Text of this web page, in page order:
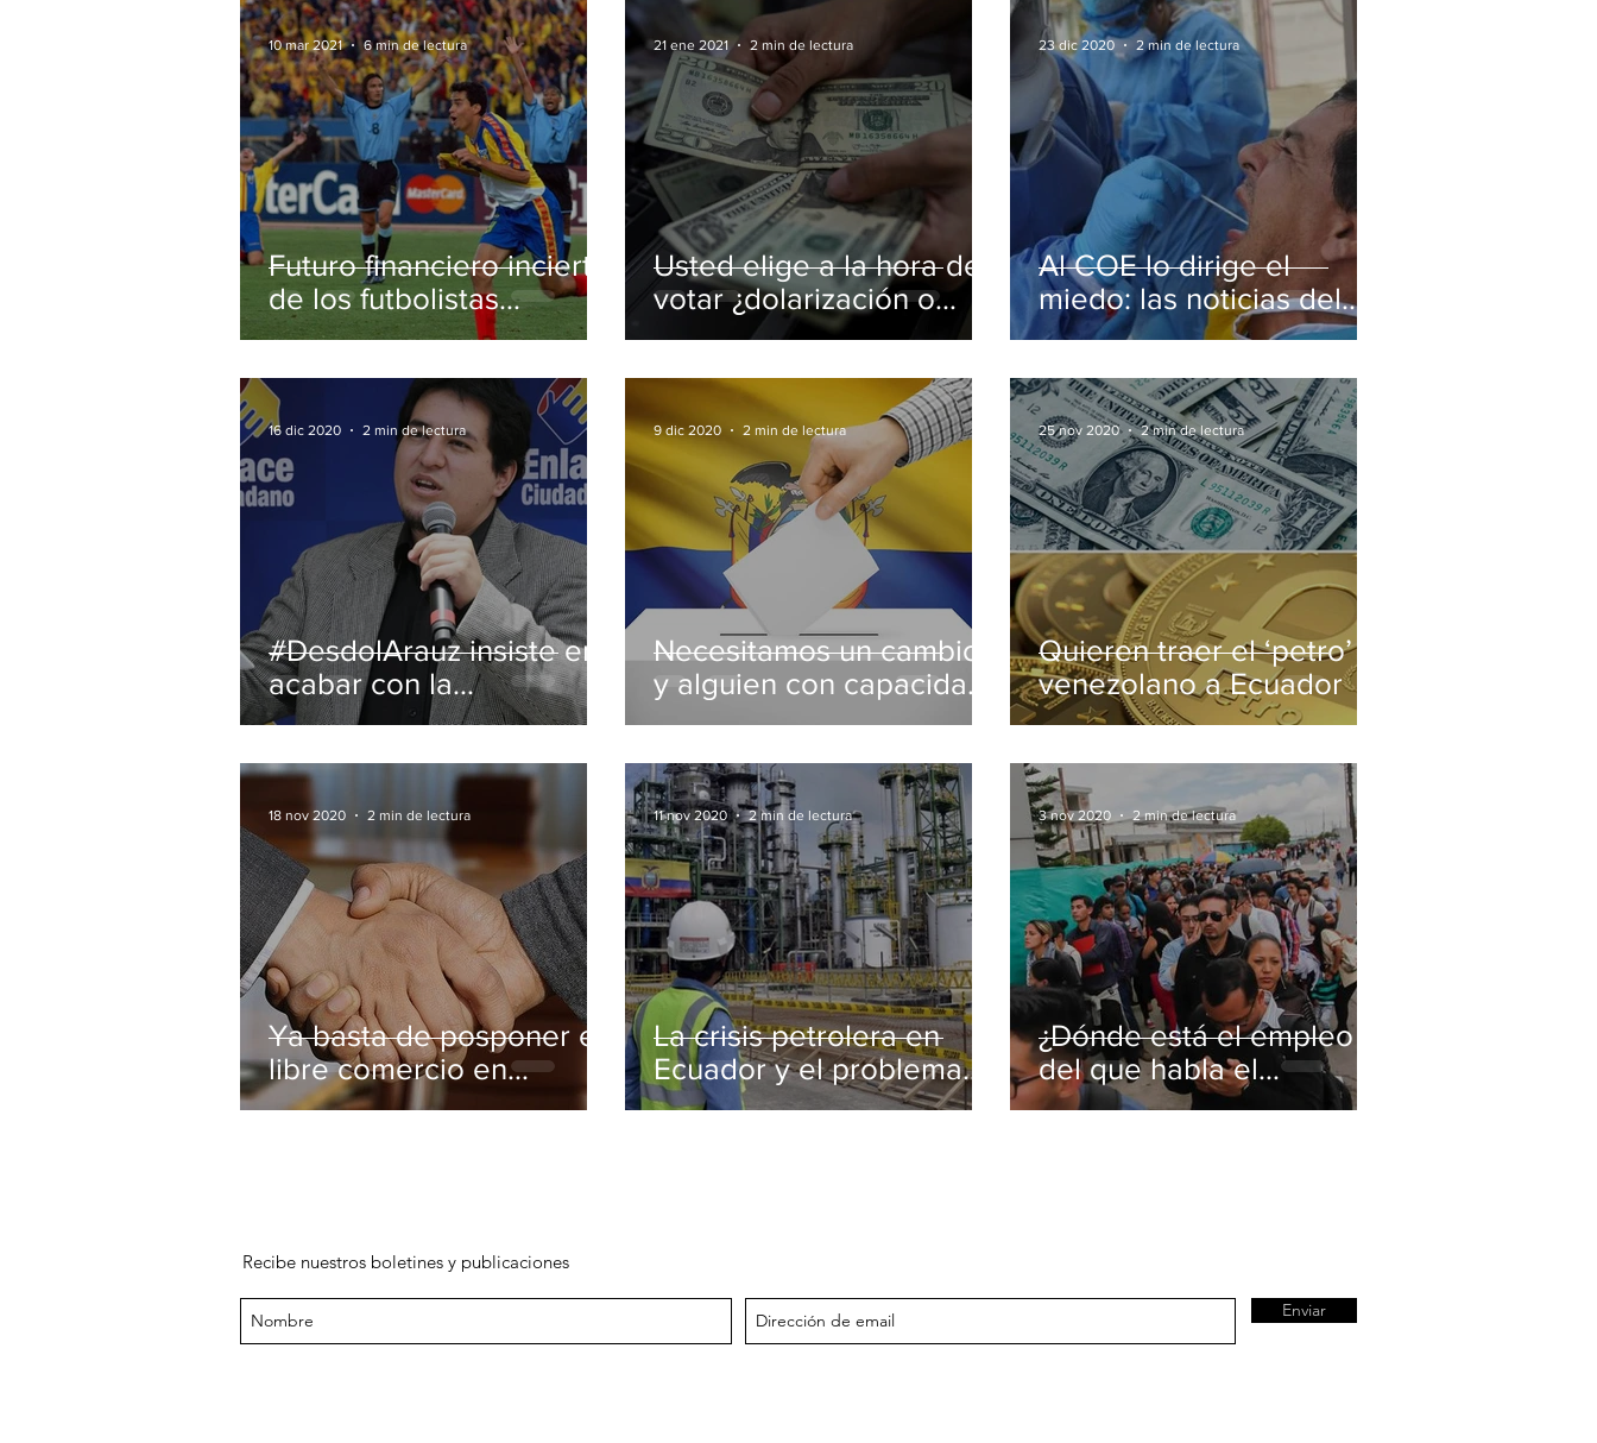
Futuro financiero incierto
de los futbolistas
ecuatorianos luego del
10 mar 2021 6 min de lectura
Usted elige a la hora de
votar ¿dolarización o
desdolarización?
21 ene 2021 2 min de lectura
Al COE lo dirige el
miedo: las noticias del
Covid nos vuelven a
23 dic 2020 2 min de lectura
#DesdolArauz insiste en
acabar con la
dolarización y el trabajo
16 dic 2020 2 min de lectura
Necesitamos un cambio
y alguien con capacidad
para administrar la crisis
9 dic 2020 2 min de lectura
Quieren traer el ‘petro’
venezolano a Ecuador
25 nov 2020 2 min de lectura
Ya basta de posponer el
libre comercio en
Ecuador
18 nov 2020 2 min de lectura
La crisis petrolera en
Ecuador y el problema
de fondo
11 nov 2020 2 min de lectura
¿Dónde está el empleo
del que habla el
Presidente?
3 nov 2020 2 min de lectura
Recibe nuestros boletines y publicaciones
Enviar